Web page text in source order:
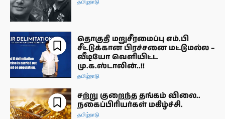
தொகுதி மறுசீரமைப்பு எம்.பி
சீட்டுக்கான பிரச்சனை மட்டுமல்ல –
வீடியோ வெளியிட்ட
மு.க.ஸ்டாலின்..!!
தமிழ்நாடு
சற்று குறைந்த தங்கம் விலை..
நகைப்பிரியர்கள் மகிழ்ச்சி.
தமிழ்நாடு